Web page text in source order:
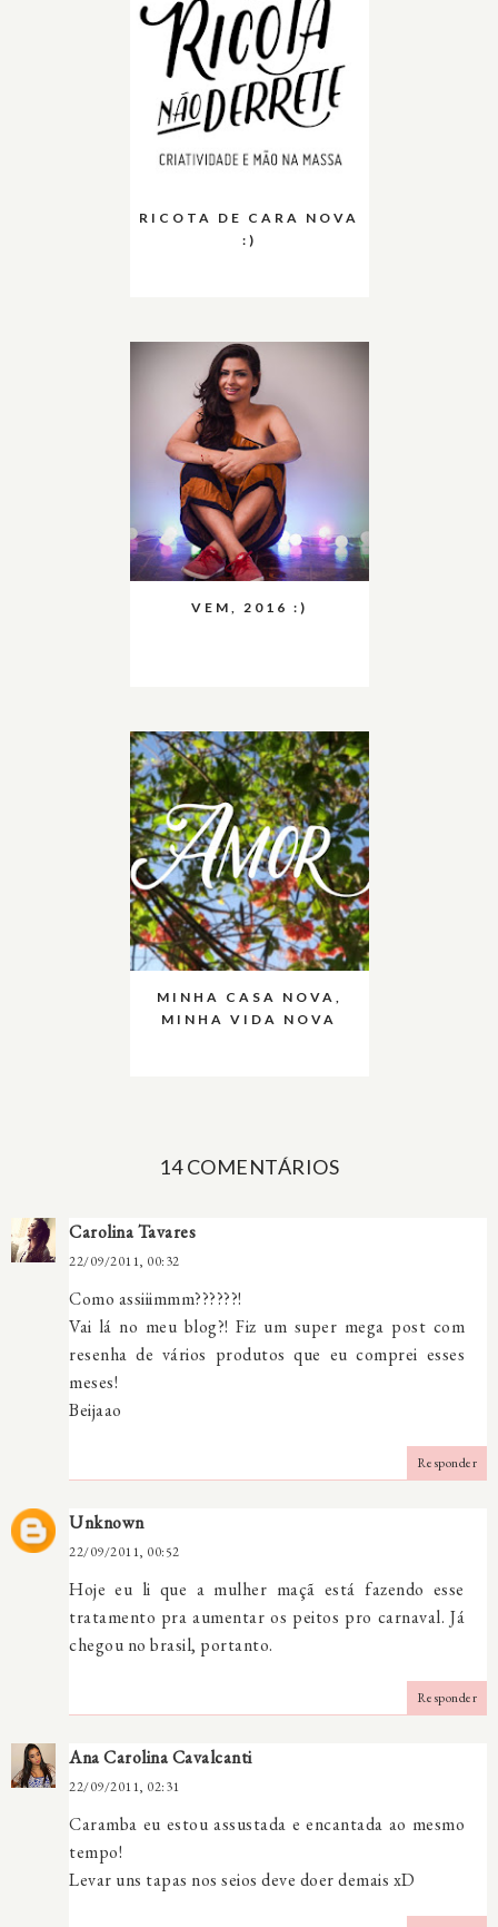
RICOTA DE CARA NOVA
:)
VEM, 2016 :)
MINHA CASA NOVA,
MINHA VIDA NOVA
14 COMENTÁRIOS
Carolina Tavares
22/09/2011, 00:32
Como assiiimmm??????!
Vai lá no meu blog?! Fiz um super mega post com
resenha de vários produtos que eu comprei esses
meses!
Beijaao
Responder
Unknown
22/09/2011, 00:52
Hoje eu li que a mulher maçã está fazendo esse
tratamento pra aumentar os peitos pro carnaval. Já
chegou no brasil, portanto.
Responder
Ana Carolina Cavalcanti
22/09/2011, 02:31
Caramba eu estou assustada e encantada ao mesmo
tempo!
Levar uns tapas nos seios deve doer demais xD